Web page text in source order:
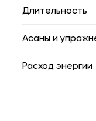
Длительность
Асаны и
Расход энергии